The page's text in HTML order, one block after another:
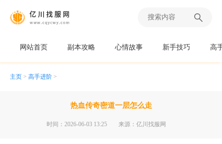
网站首页 副本攻略 心情故事 新手技巧 高
主页 > 高手进阶 >
热血传奇密道一层怎么走
时间：2026-06-03 13:25 来源：亿川找服网